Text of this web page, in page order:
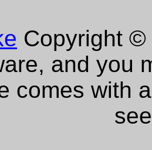
Copyright ©
and you
comes with